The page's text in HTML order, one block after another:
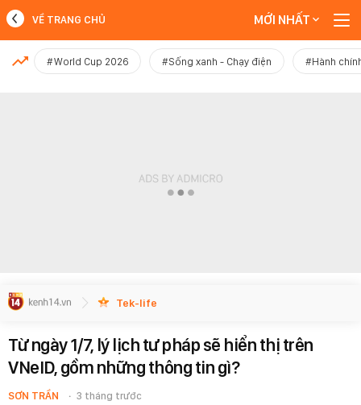
MỚI NHẤT
VỀ TRANG CHỦ MỚI NHẤT
#World Cup 2026 #Sống xanh - Chạy điện #Hành
Tek-life
Từ ngày 1/7, lý lịch tư pháp sẽ hiển thị trên
VNeID, gồm những thông tin gì?
SƠN TRẦN 3 tháng trước